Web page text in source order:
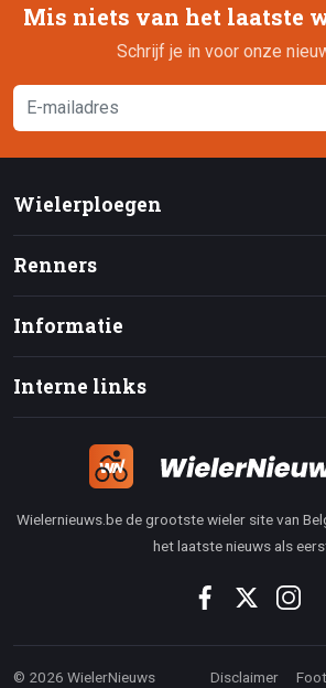
Mis niets van het laatste
Schrijf je in voor onze
Wielerploegen
Renners
Informatie
Interne links
Wielernieuws.be de grootste wieler site van
het laatste nieuws als
© 2026 WielerNieuws Disclaimer